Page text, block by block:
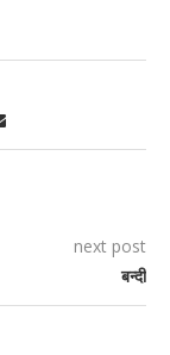
next post
बन्दी